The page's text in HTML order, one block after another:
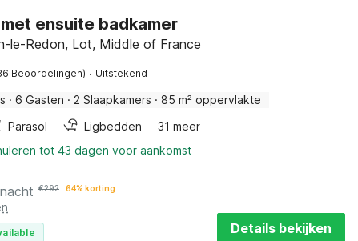
ensuite badkamer
le-Redon, Lot, Middle of France
Beoordelingen) · Uitstekend
· 6 Gasten · 2 Slaapkamers · 85 m² oppervlakte
Parasol Ligbedden
31 meer
tot 43 dagen voor aankomst
€292 64% korting
Details bekijken